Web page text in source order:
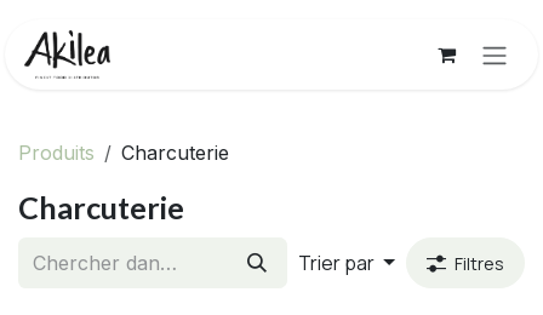
Produits Charcuterie
Charcuterie
Trier par Filtres